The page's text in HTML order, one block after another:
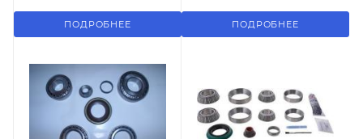
ПОДРОБНЕЕ ПОДРОБНЕЕ